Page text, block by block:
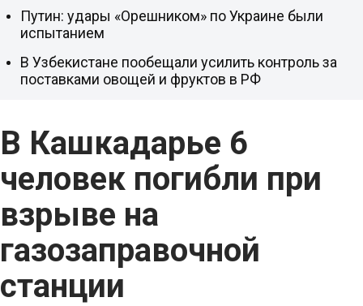
В Кашкадарье 6
человек погибли при
взрыве на
газозаправочной
станции
Путин: удары «Орешником» по Украине были
испытанием
В Узбекистане пообещали усилить контроль за
поставками овощей и фруктов в РФ